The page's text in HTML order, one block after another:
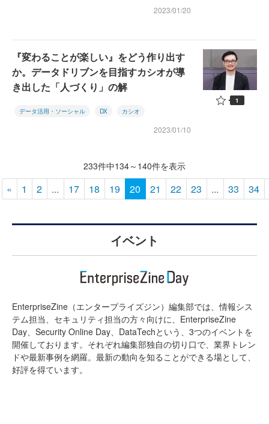
2023/01/20
『変わることが楽しい』をどう作り出す
か。データドリブンを目指すカシオが導
き出した「人づくり」の解
データ活用・ソーシャル DX カシオ
2023/01/10
1
233件中134～140件を表示
« 1 2 ... 17 18 19 20 21 22 23 ... 33 34
イベント
EnterpriseZine（エンタープライズジン）編集部では、情報シス
テム担当、セキュリティ担当の方々向けに、EnterpriseZine
Day、Security Online Day、DataTechという、3つのイベントを
開催しております。それぞれ編集部独自の切り口で、業界トレン
ドや最新事例を網羅。最新の動向を知ることができる場として、
好評を得ています。